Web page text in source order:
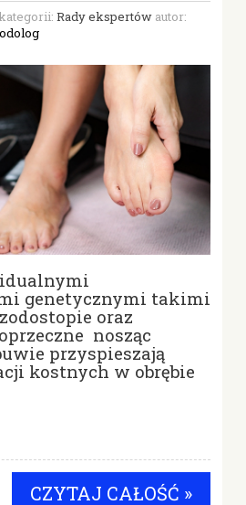
Rady ekspertów autor:
genetycznymi takimi
oraz
nosząc
przyspieszają
kostnych w obrębie
CZYTAJ CAŁOŚĆ »